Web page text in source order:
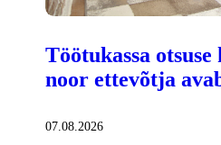
Töötukassa
noor ettevõtja
07.08.2026